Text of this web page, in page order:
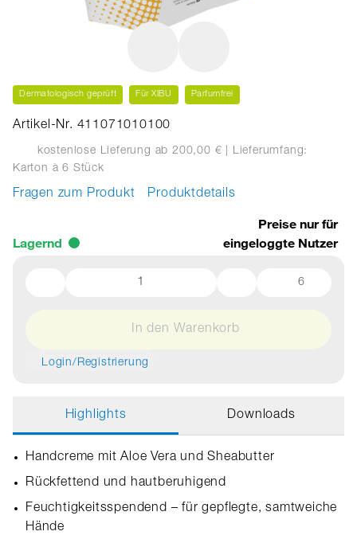
Dermatologisch geprüft Für XIBU Parfumfrei
Artikel-Nr. 411071010100
kostenlose Lieferung ab 200,00 € | Lieferumfang:
Karton à 6 Stück
Fragen zum Produkt Produktdetails
Lagernd
Preise nur für
eingeloggte Nutzer
6
In den Warenkorb
Login/Registrierung
Highlights Downloads
Handcreme mit Aloe Vera und Sheabutter
Rückfettend und hautberuhigend
Feuchtigkeitsspendend – für gepflegte, samtweiche
Hände